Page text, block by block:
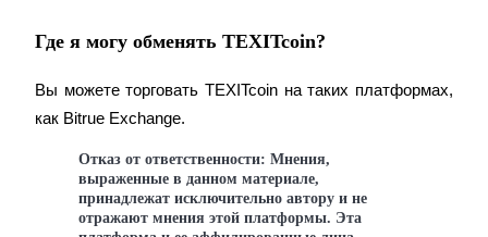
Реферал
Пригласите друга, чтобы получить денежные
Где я могу обменять TEXITcoin?
Вы можете торговать TEXITcoin на таких платформах,
как Bitrue Exchange.
Отказ от ответственности: Мнения,
выраженные в данном материале,
принадлежат исключительно автору и не
отражают мнения этой платформы. Эта